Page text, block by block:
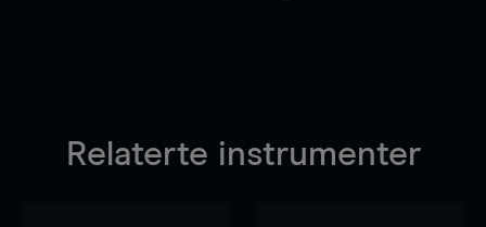
Relaterte instrumenter